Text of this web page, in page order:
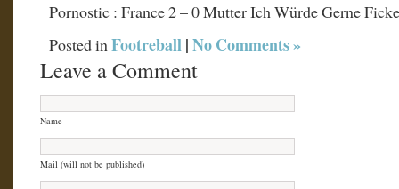
Pornostic : France 2 – 0Mutter Ich Würde Gerne
Posted inFootreball|No Comments »
Leave a Comment
Name
Mail (will not be published)